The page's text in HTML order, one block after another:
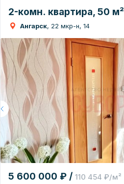
2-комн. квартира, 50 м²
Ангарск, 22 мкр-н, 14
5 600 000 ₽ / 110 454 ₽/м²